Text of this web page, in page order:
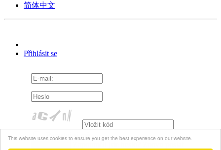
This website uses cookies to ensure you get the best experience on our website.
简体中文
Přihlásit se
Pamatuj si mě